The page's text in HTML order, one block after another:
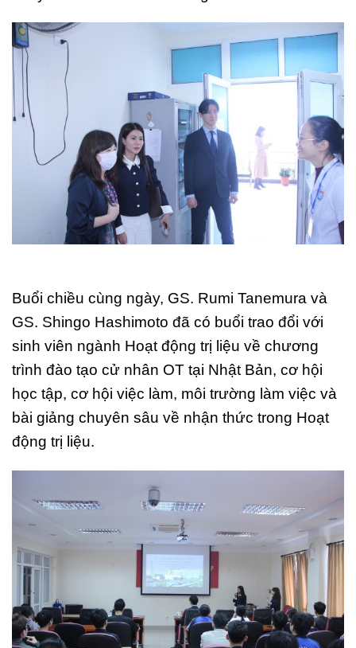
Buổi chiều cùng ngày, GS. Rumi Tanemura và
GS. Shingo Hashimoto đã có buổi trao đổi với
sinh viên ngành Hoạt động trị liệu về chương
trình đào tạo cử nhân OT tại Nhật Bản, cơ hội
học tập, cơ hội việc làm, môi trường làm việc và
bài giảng chuyên sâu về nhận thức trong Hoạt
động trị liệu.